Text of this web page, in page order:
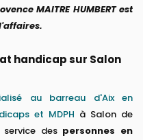
MAITRE HUMBERT est
handicap sur Salon
au barreau d'Aix en
et MDPH à Salon de
des personnes en